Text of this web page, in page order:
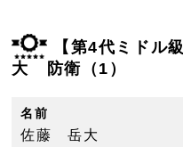
【第4代ミドル
大 防衛（1）
名前
佐藤 岳大